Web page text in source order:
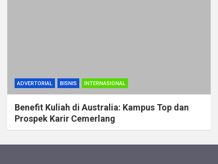
ADVERTORIAL BISNIS INTERNASIONAL
Benefit Kuliah di Australia: Kampus Top dan
Prospek Karir Cemerlang